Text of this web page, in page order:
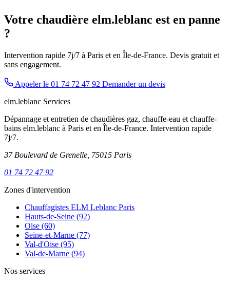
Votre chaudière elm.leblanc est en panne
?
Intervention rapide 7j/7 à Paris et en Île-de-France. Devis gratuit et
sans engagement.
Appeler le 01 74 72 47 92 Demander un devis
elm.leblanc Services
Dépannage et entretien de chaudières gaz, chauffe-eau et chauffe-
bains elm.leblanc à Paris et en Île-de-France. Intervention rapide
7j/7.
37 Boulevard de Grenelle, 75015 Paris
01 74 72 47 92
Zones d'intervention
Chauffagistes ELM Leblanc Paris
Hauts-de-Seine (92)
Oise (60)
Seine-et-Marne (77)
Val-d'Oise (95)
Val-de-Marne (94)
Nos services